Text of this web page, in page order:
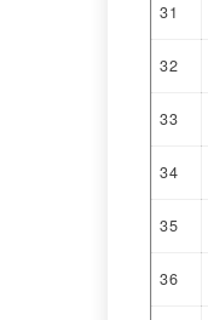
31
32
33
34
35
36